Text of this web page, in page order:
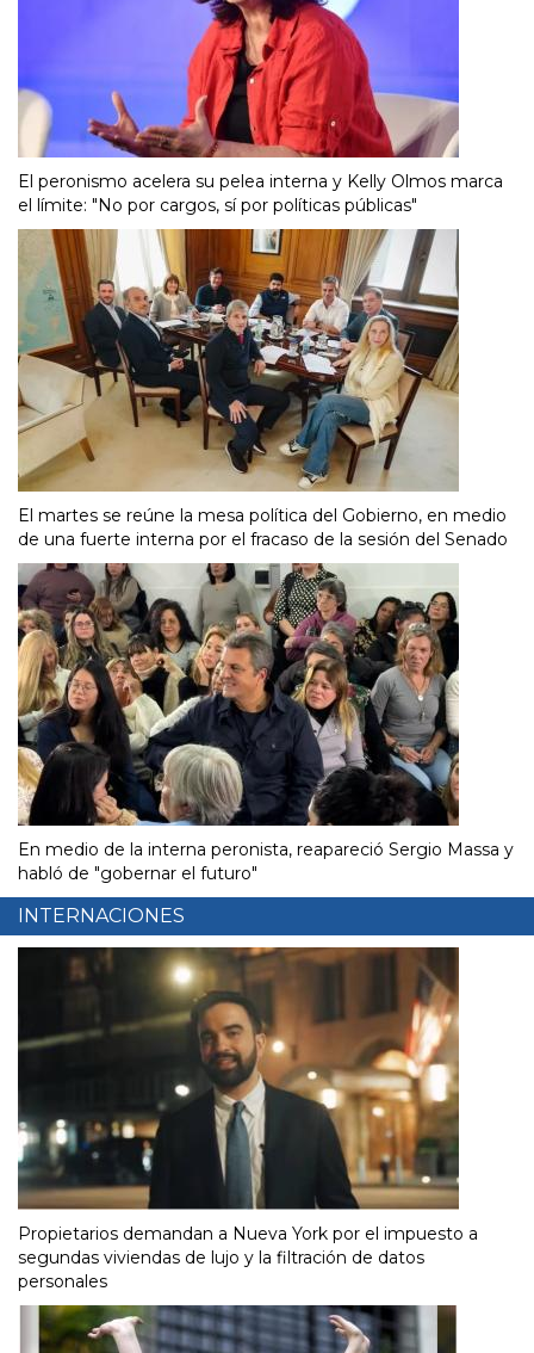
El peronismo acelera su pelea interna y Kelly Olmos marca
el límite: "No por cargos, sí por políticas públicas"
El martes se reúne la mesa política del Gobierno, en medio
de una fuerte interna por el fracaso de la sesión del Senado
En medio de la interna peronista, reapareció Sergio Massa y
habló de "gobernar el futuro"
INTERNACIONES
Propietarios demandan a Nueva York por el impuesto a
segundas viviendas de lujo y la filtración de datos
personales